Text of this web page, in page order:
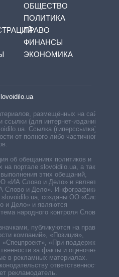
ОБЩЕСТВО
ПОЛИТИКА
ПРАВО
ФИНАНСЫ
ЭКОНОМИКА
размещённых на сайте,
ссылки (для интернет-изданий —
Ссылка (гиперссылка)
от полного либо частичного
об обещаниях политиков и
портале slovoidilo.ua, а также
этих обещаний,
«ИА Слово и Дело» и является
и Дело». Инфографики,
созданы ОО «Система
и Дело» и являются
народного контроля Слово и
публикуются на правах
компаний», «Позиция»,
«При поддержке».
за факты и оценочные
в рекламных материалах.
ответственность за
рекламодатель.